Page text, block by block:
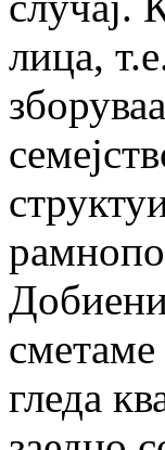
лица,
сметаме
гледа